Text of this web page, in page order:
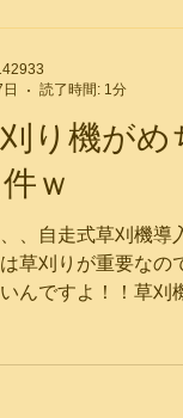
り機が
ｗ
、自走式草刈機導
草刈りが重要なの
んですよ！！草刈
読了時間: 1分